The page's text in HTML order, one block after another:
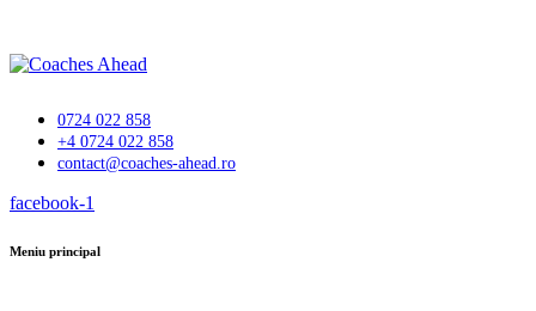
0724 022 858
+4 0724 022 858
contact@coaches-ahead.ro
facebook-1
Meniu principal